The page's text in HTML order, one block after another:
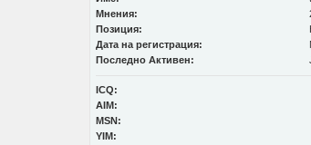
Мнения:
Позиция:
Дата на регистрация:
Последно Активен:
ICQ:
AIM:
MSN:
YIM: